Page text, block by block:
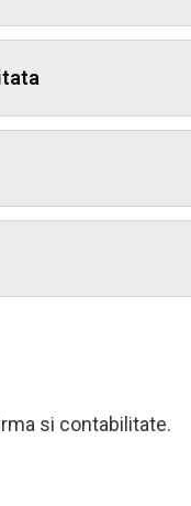
si contabilitate.